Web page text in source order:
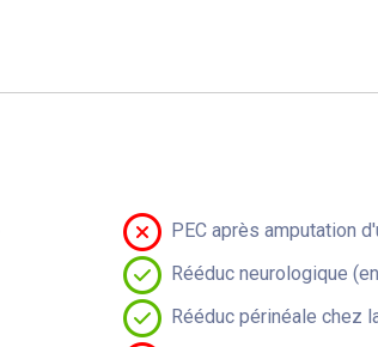
PEC après amputation
Rééduc neurologique
Rééduc périnéale chez